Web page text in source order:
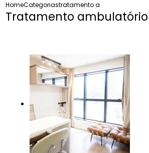
HomeCategoriastratamento ambulatorio
Tratamento ambulatório​